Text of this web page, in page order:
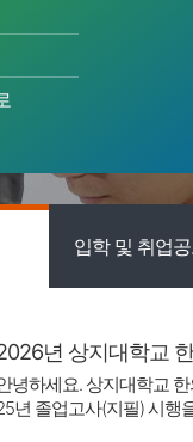
녕하세요. 상지대학교
년 졸업고사(지필) 시행
상세한 내용은 첨부파일
입학 및 취업